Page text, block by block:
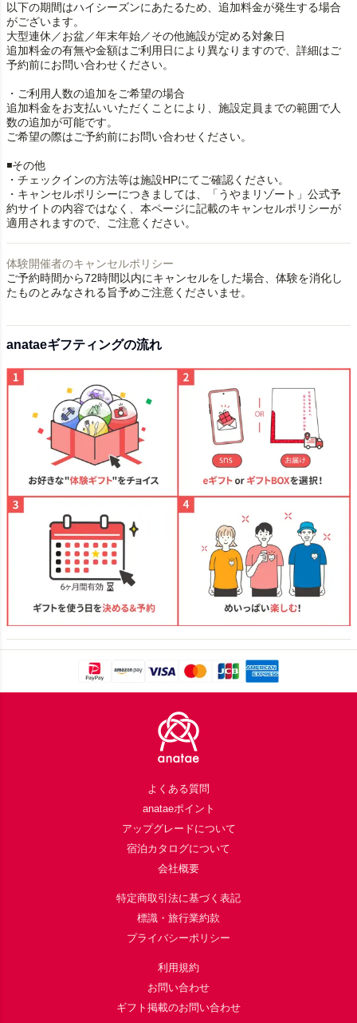
以下の期間はハイシーズンにあたるため、追加料金が発生する場合
がございます。
大型連休／お盆／年末年始／その他施設が定める対象日
追加料金の有無や金額はご利用日により異なりますので、詳細はご
予約前にお問い合わせください。
・ご利用人数の追加をご希望の場合
追加料金をお支払いいただくことにより、施設定員までの範囲で人
数の追加が可能です。
ご希望の際はご予約前にお問い合わせください。
◾️その他
・チェックインの方法等は施設HPにてご確認ください。
・キャンセルポリシーにつきましては、「うやまリゾート」公式予
約サイトの内容ではなく、本ページに記載のキャンセルポリシーが
体験開催者のキャンセルポリシー
ご予約時間から72時間以内にキャンセルをした場合、体験を消化し
たものとみなされる旨予めご注意くださいませ。
anataeギフティングの流れ
よくある質問
anataeポイント
アップグレードについて
宿泊カタログについて
会社概要
特定商取引法に基づく表記
標識・旅行業約款
プライバシーポリシー
利用規約
お問い合わせ
ギフト掲載のお問い合わせ